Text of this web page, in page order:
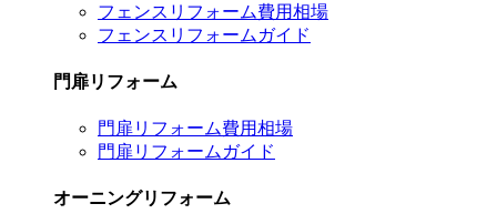
フェンスリフォーム費用相場
フェンスリフォームガイド
門扉リフォーム
門扉リフォーム費用相場
門扉リフォームガイド
オーニングリフォーム